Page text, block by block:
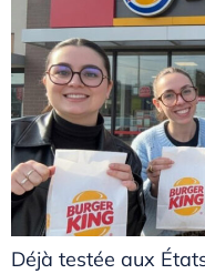
Déjà testée aux